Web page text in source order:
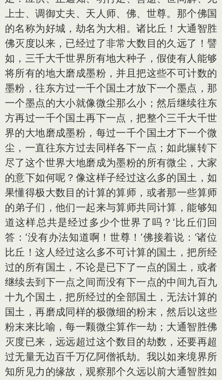
上士、调御丈夫、天人师、佛、世尊。那个佛国
的名称为好城，劫名为大相。诸比丘！大通智胜
佛灭度以来，已经过了非常大数目的久远了！譬
如，三千大千世界所有地大种子，假使有人能够
将所有的地大磨成墨粉，并且把这些不可计数的
墨粉，往东方过一千个国土才放下一个墨点，那
一个墨点的大小就像微尘那么小；然后继续往东
方再过一千个国土再下一点，把整个三千大千世
界的大地磨成墨粉，每过一千个国土才下一个微
尘，一直往东方过去同样各下一点；如此辗转下
尽了这个世界大地磨成为墨粉的所有微尘，大家
的意下如何呢？像这样子经过这么多的国土，如
果懂得极大数目的计算的算师，或者那一些算师
的弟子们，他们一起来与算师共同计算，能够知
道这样总共是经过多少个世界了吗？’比丘们回
答：‘没有办法知道啊！世尊！’佛接着说：‘诸位
比丘！这人经过这么多不可计算的国土，把所经
过的所有国土，不论是已下了一点的国土，或者
继续去到下一点之间而没有下一点的中间九百九
十九个国土，把所经过的全部国土，无法计算的
国土，再磨成同样的极微细的粉末，然后以这些
粉末来比喻，每一颗微尘算作一劫；大通智胜佛
灭度已来，远远超过这个数目的劫数，还要再超
过无量无边百千万亿阿僧祇劫。我以如来境界所
知所见力的缘故，观察那个久远以前大通智胜如